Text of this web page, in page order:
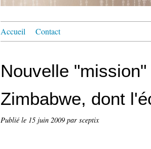
Accueil Contact
Nouvelle
Zimbabwe, dont
Publié le 15 juin 2009 par sceptix